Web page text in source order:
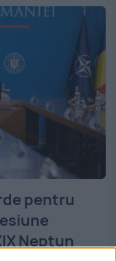
pentru
Neptun